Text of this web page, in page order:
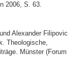
2006, S. 63.
Alexander Filipovic
Theologische,
Münster (Forum